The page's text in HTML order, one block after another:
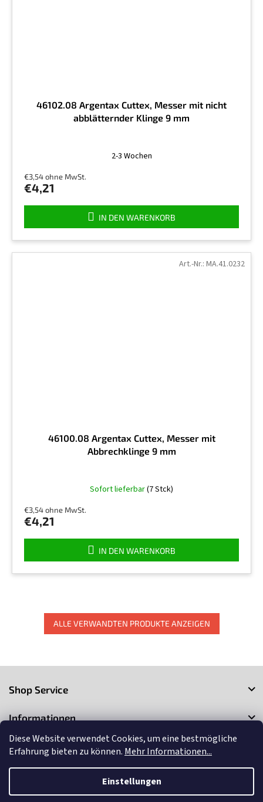
Diese Website verwendet Cookies, um eine bestmögliche
Erfahrung bieten zu können. Mehr Informationen...
Einstellungen
46102.08 Argentax Cuttex, Messer mit nicht
abblätternder Klinge 9 mm
2-3 Wochen
€3,54 ohne MwSt.
€4,21
IN DEN WARENKORB
46100.08 Argentax Cuttex, Messer mit
Abbrechklinge 9 mm
Sofort lieferbar(7 Stck)
€3,54 ohne MwSt.
€4,21
IN DEN WARENKORB
Art.-Nr.: MA.41.0232
ALLE VERWANDTEN PRODUKTE ANZEIGEN
e
Shop Service
Informationen
Kontakt